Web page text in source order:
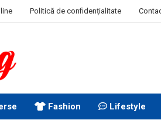
Politică de confidențialitate
Fashion Lifestyle